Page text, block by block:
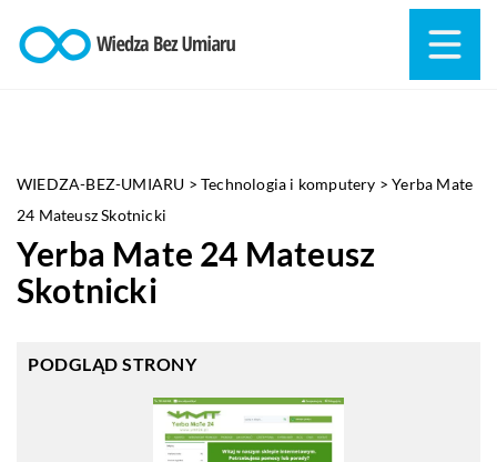
WIEDZA-BEZ-UMIARU >Technologia i komputery >Yerba Mate
24 Mateusz Skotnicki
Yerba Mate 24 Mateusz
Skotnicki
PODGLĄD STRONY